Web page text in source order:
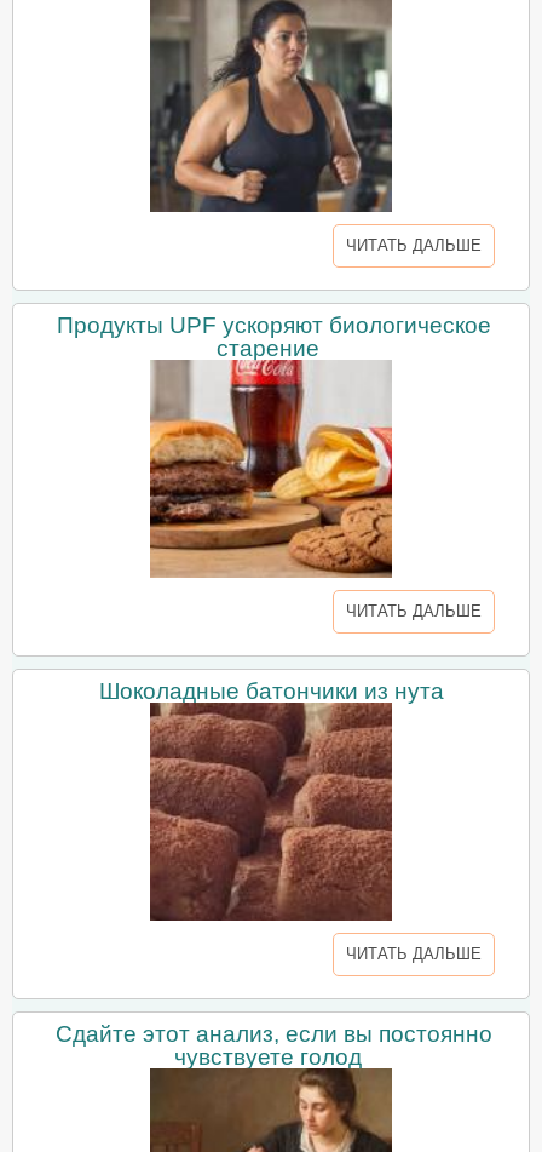
ЧИТАТЬ ДАЛЬШЕ
Продукты UPF ускоряют биологическое
старение
ЧИТАТЬ ДАЛЬШЕ
Шоколадные батончики из нута
ЧИТАТЬ ДАЛЬШЕ
Сдайте этот анализ, если вы постоянно
чувствуете голод